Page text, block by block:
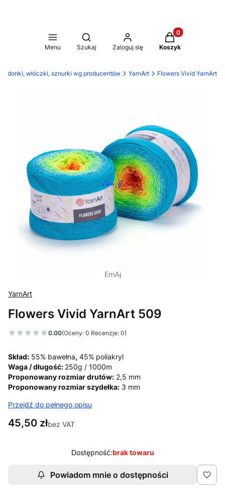
Menu
Otwórz wyszukiwarkę
Szukaj Zaloguj się
Produkty w
Koszyk
włóczki, sznurki wg producentów YarnArt Flowers Vivid YarnArt
YarnArt
Flowers Vivid YarnArt 509
0.00(Oceny: 0 Recenzje: 0)
Skład: 55% bawełna, 45% poliakryl
Waga / długość: 250g / 1000m
Proponowany rozmiar drutów: 2,5 mm
Proponowany rozmiar szydełka: 3 mm
Przejdź do pełnego opisu
Cena
45,50 złbez VAT
Dostępność:brak towaru
Powiadom mnie o dostępności